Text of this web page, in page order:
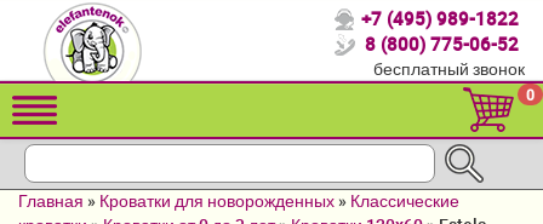
Спасибо, что выбрали нас!
Распродажа!
Детские коляски
+7 (495) 989-1822
8 (800) 775-06-52
бесплатный звонок
0
Главная » Кроватки для новорожденных » Классические